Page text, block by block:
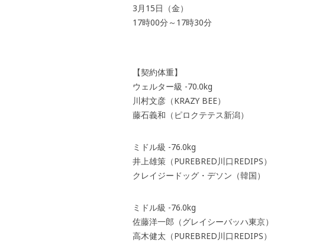
3月15日（金）
17時00分～17時30分
【契約体重】
ウェルター級 -70.0kg
川村文彦（KRAZY BEE）
藤石義和（ピロクテテス新潟）
ミドル級 -76.0kg
井上雄策（PUREBRED川口REDIPS）
クレイジードッグ・デソン（韓国）
ミドル級 -76.0kg
佐藤洋一郎（グレイシーバッハ東京）
高木健太（PUREBRED川口REDIPS）